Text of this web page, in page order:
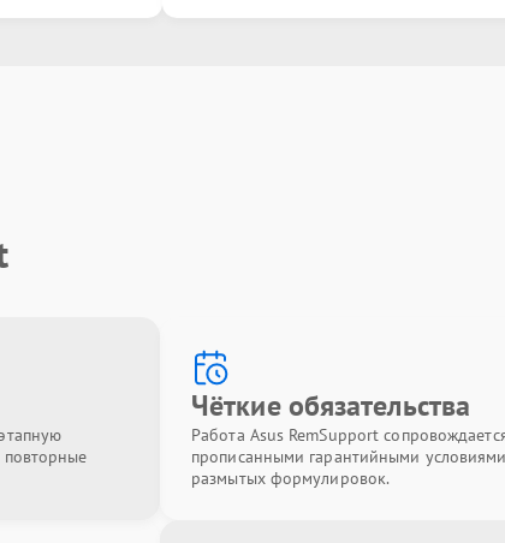
Чёткие обязательства
Работа Asus RemSupport
прописанными гарантийными
размытых формулировок.